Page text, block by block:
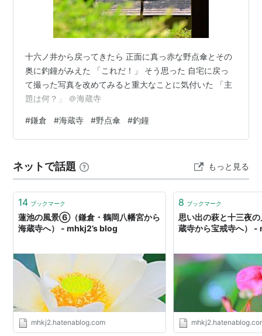
十六ノ井から戻ってきたら 正面に真っ赤な野点傘とその
奥に釣鐘がみえた 「これだ！」 そう思った 自宅に戻っ
て撮った写真を改めてみると重大なことに気付いた 「主
題は何？」 ＠海蔵寺
#鎌倉 #海蔵寺 #野点傘 #釣鐘
ネットで話題 もっと見る
14 ブックマーク
蓮池の風景⑥（鎌倉・鶴岡八幡宮から
海蔵寺へ） - mhkj2’s blog
mhkj2.hatenablog.com
8 ブックマーク
思い出の萩と十三夜
蔵寺から宝戒寺へ） -